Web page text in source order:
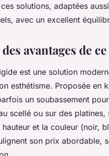
solutions, adaptées
avec un excellent
avantages de
est une solution
esthétisme. Proposée en
un soubassement
scellé ou sur des
hauteur et la couleur (noir,
son prix abordable,